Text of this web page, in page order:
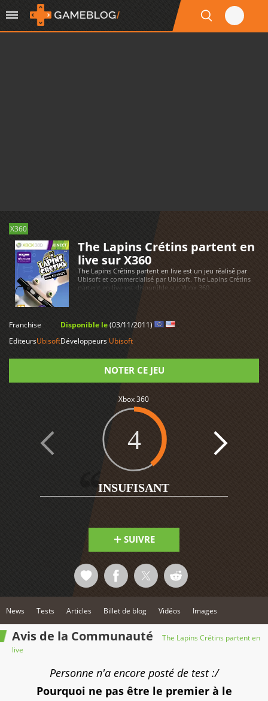
X360
The Lapins Crétins partent en
live sur X360
The Lapins Crétins partent en live est un jeu réalisé par
Ubisoft et commercialisé par Ubisoft. The Lapins Crétins
partent en live est disponible sur Xbox 360
Franchise
EditeursUbisoft
Disponible le(03/11/2011)
Développeurs Ubisoft
NOTER CE JEU
Xbox 360
4
INSUFISANT
SUIVRE
News Tests Articles Billet de blog Vidéos Images
Avis de la Communauté
The Lapins Crétins partent en
live
Personne n'a encore posté de test :/
Pourquoi ne pas être le premier à le